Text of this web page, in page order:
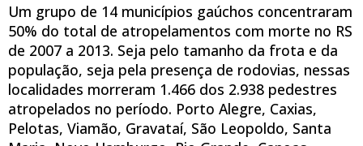
Um grupo de 14 municípios gaúchos concentraram
50% do total de atropelamentos com morte no RS
de 2007 a 2013. Seja pelo tamanho da frota e da
população, seja pela presença de rodovias, nessas
localidades morreram 1.466 dos 2.938 pedestres
atropelados no período. Porto Alegre, Caxias,
Pelotas, Viamão, Gravataí, São Leopoldo, Santa